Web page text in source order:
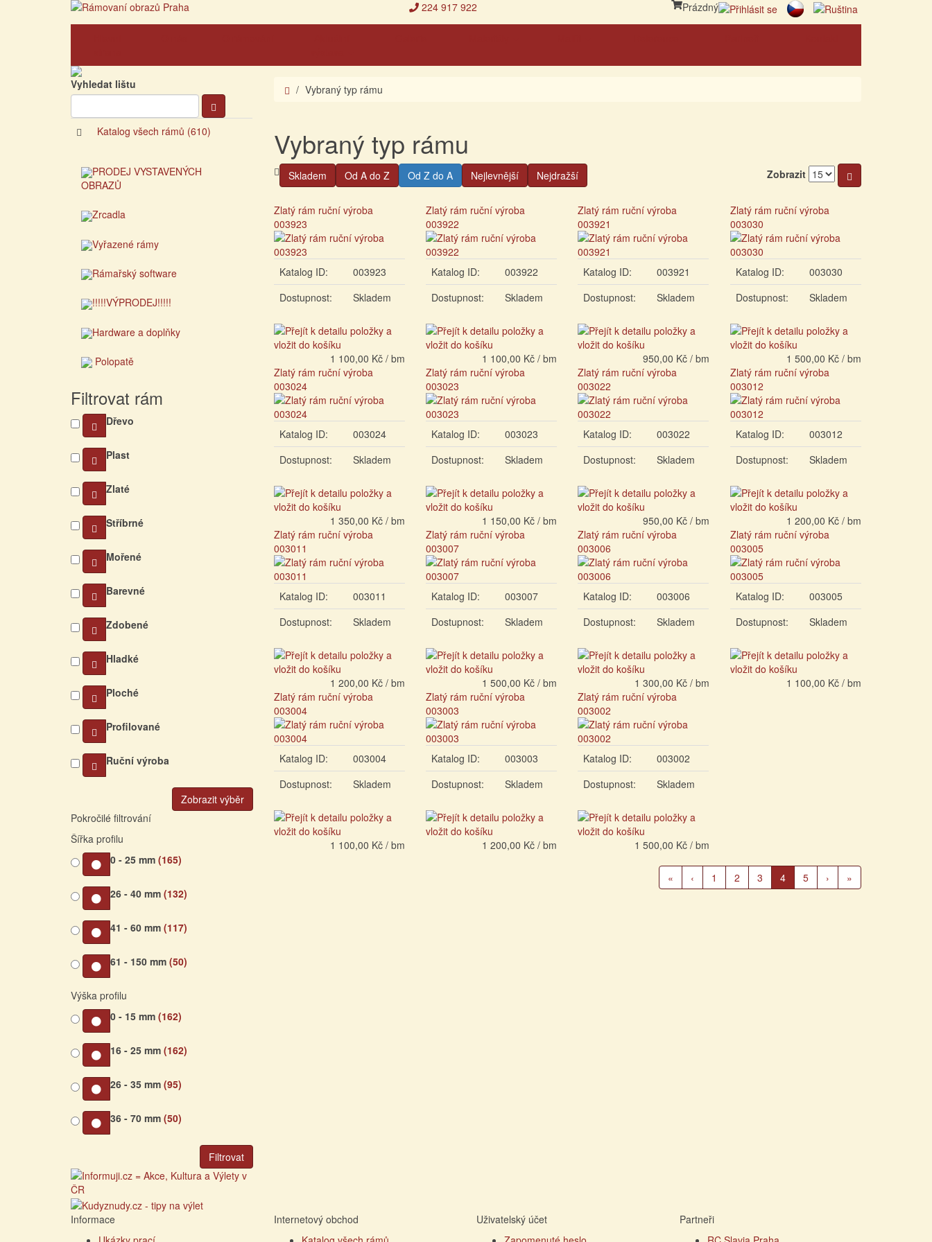
224 917 922 Prázdný
Vyhledat lištu
Katalog všech rámů (610)
PRODEJ VYSTAVENÝCH
OBRAZŮ
Zrcadla
Vyřazené rámy
Rámařský software
!!!!!VÝPRODEJ!!!!!
Hardware a doplňky
Polopatě
Filtrovat rám
Dřevo
Plast
Zlaté
Stříbrné
Mořené
Barevné
Zdobené
Hladké
Ploché
Profilované
Ruční výroba
Zobrazit výběr
Pokročilé filtrování
Šířka profilu
0 - 25 mm (165)
26 - 40 mm (132)
41 - 60 mm (117)
61 - 150 mm (50)
Výška profilu
0 - 15 mm (162)
16 - 25 mm (162)
26 - 35 mm (95)
36 - 70 mm (50)
Filtrovat
Vybraný typ rámu
Vybraný typ rámu
Skladem Od A do Z Od Z do A Nejlevnější Nejdražší Zobrazit
Zlatý rám ruční výroba
003923
Katalog ID:
003923
Dostupnost:
Skladem
1 100,00 Kč / bm
Zlatý rám ruční výroba
003922
Katalog ID:
003922
Dostupnost:
Skladem
1 100,00 Kč / bm
Zlatý rám ruční výroba
003921
Katalog ID:
003921
Dostupnost:
Skladem
950,00 Kč / bm
Zlatý rám ruční výroba
003030
Katalog ID:
003030
Dostupnost:
Skladem
1 500,00 Kč / bm
Zlatý rám ruční výroba
003024
Katalog ID:
003024
Dostupnost:
Skladem
1 350,00 Kč / bm
Zlatý rám ruční výroba
003023
Katalog ID:
003023
Dostupnost:
Skladem
1 150,00 Kč / bm
Zlatý rám ruční výroba
003022
Katalog ID:
003022
Dostupnost:
Skladem
950,00 Kč / bm
Zlatý rám ruční výroba
003012
Katalog ID:
003012
Dostupnost:
Skladem
1 200,00 Kč / bm
Zlatý rám ruční výroba
003011
Katalog ID:
003011
Dostupnost:
Skladem
1 200,00 Kč / bm
Zlatý rám ruční výroba
003007
Katalog ID:
003007
Dostupnost:
Skladem
1 500,00 Kč / bm
Zlatý rám ruční výroba
003006
Katalog ID:
003006
Dostupnost:
Skladem
1 300,00 Kč / bm
Zlatý rám ruční výroba
003005
Katalog ID:
003005
Dostupnost:
Skladem
1 100,00 Kč / bm
Zlatý rám ruční výroba
003004
Katalog ID:
003004
Dostupnost:
Skladem
1 100,00 Kč / bm
Zlatý rám ruční výroba
003003
Katalog ID:
003003
Dostupnost:
Skladem
1 200,00 Kč / bm
Zlatý rám ruční výroba
003002
Katalog ID:
003002
Dostupnost:
Skladem
1 500,00 Kč / bm
« ‹ 1 2 3 4(Aktuální
strana)
5 › »
Informace
Internetový obchod
Uživatelský účet
Partneři